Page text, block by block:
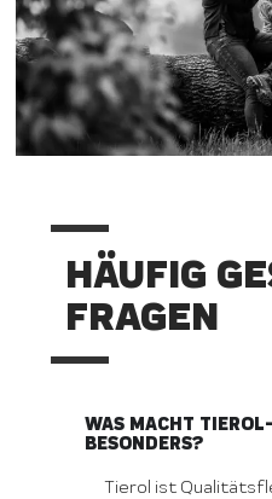
HÄUFIG
FRAGEN
WAS MACHT
BESONDERS?
Tierol ist